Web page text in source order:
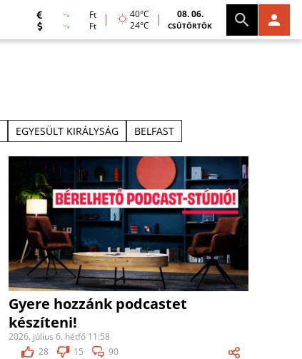
Ft
Ft
40°C
24°C
08. 06.
CSÜTÖRTÖK
EGYESÜLT KIRÁLYSÁG BELFAST
Gyere hozzánk podcastet
készíteni!
2026. július 6. hétfő 11:58
28
15 90